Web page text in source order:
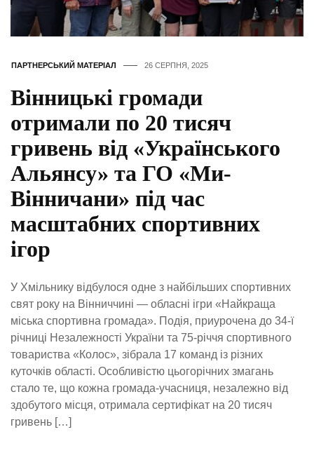
ПАРТНЕРСЬКИЙ МАТЕРІАЛ 26 СЕРПНЯ, 2025
Вінницькі громади
отримали по 20 тисяч
гривень від «Українського
Альянсу» та ГО «Ми-
Вінничани» під час
масштабних спортивних
ігор
У Хмільнику відбулося одне з найбільших спортивних
свят року на Вінниччині — обласні ігри «Найкраща
міська спортивна громада». Подія, приурочена до 34-ї
річниці Незалежності України та 75-річчя спортивного
товариства «Колос», зібрала 17 команд із різних
куточків області. Особливістю цьогорічних змагань
стало те, що кожна громада-учасниця, незалежно від
здобутого місця, отримала сертифікат на 20 тисяч
гривень […]